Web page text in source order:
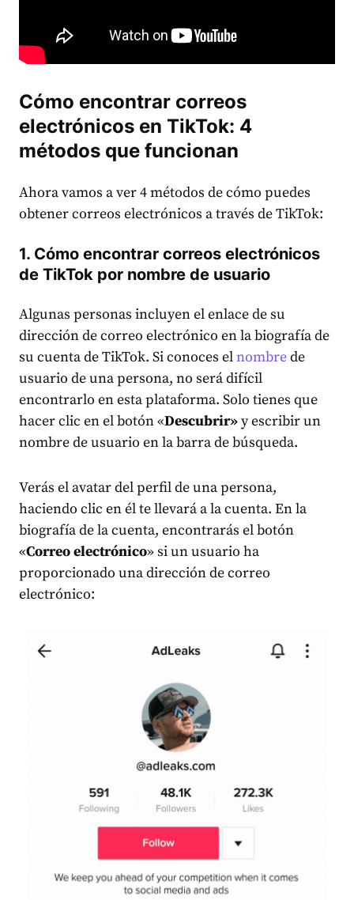
Cómo encontrar correos
electrónicos en TikTok: 4
métodos que funcionan
Ahora vamos a ver 4 métodos de cómo puedes
obtener correos electrónicos a través de TikTok:
1. Cómo encontrar correos electrónicos
de TikTok por nombre de usuario
Algunas personas incluyen el enlace de su
dirección de correo electrónico en la biografía de
su cuenta de TikTok. Si conoces elnombrede
usuario de una persona, no será difícil
encontrarlo en esta plataforma. Solo tienes que
hacer clic en el botón «Descubrir»y escribir un
nombre de usuario en la barra de búsqueda.
Verás el avatar del perfil de una persona,
haciendo clic en él te llevará a la cuenta. En la
biografía de la cuenta, encontrarás el botón
«Correo electrónico» si un usuario ha
proporcionado una dirección de correo
electrónico: